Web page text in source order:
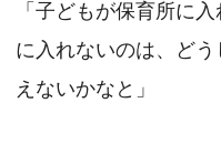
「子どもが保育所に
に入れないのは、ど
えないかなと」